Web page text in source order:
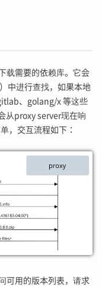
载需要的依赖库。它会
中进行查找，如果本地
、golang/x 等这些
从proxy server现在响
，交互流程如下：
可用的版本列表，请求